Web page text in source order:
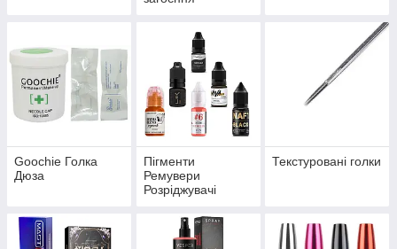
Goochie Голка
Дюза
Пігменти
Ремувери
Розріджувачі
Текстуровані голки